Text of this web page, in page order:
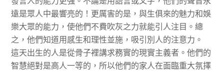
遠是眾人中最響亮的！更厲害的是，與生俱來的魅力和娛
樂大眾的能力，使他們不費吹灰之力就能引人注目。總
之，他們知道用感生和理性並施，吸引別人的注意力。
這天出生的人是從骨子裡講求務實的現實主義者。他們的
智慧絕對是高人一等的，所以他們的家人在面臨重大氛擇